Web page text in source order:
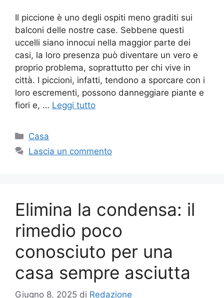
Il piccione è uno degli ospiti meno graditi sui
balconi delle nostre case. Sebbene questi
uccelli siano innocui nella maggior parte dei
casi, la loro presenza può diventare un vero e
proprio problema, soprattutto per chi vive in
città. I piccioni, infatti, tendono a sporcare con i
loro escrementi, possono danneggiare piante e
fiori e, … Leggi tutto
Categorie
Casa
Lascia un commento
Elimina la condensa: il
rimedio poco
conosciuto per una
casa sempre asciutta
Giugno 8, 2025 di Redazione